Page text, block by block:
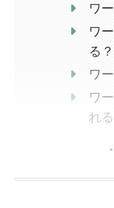
ワ
ワ
る？
ワ
ワ
れ